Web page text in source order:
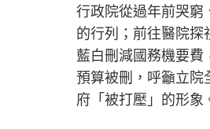
行政院從過年前哭窮
的行列；前往醫院
藍白刪減國務機要
預算被刪，呼籲立院
府「被打壓」的形象